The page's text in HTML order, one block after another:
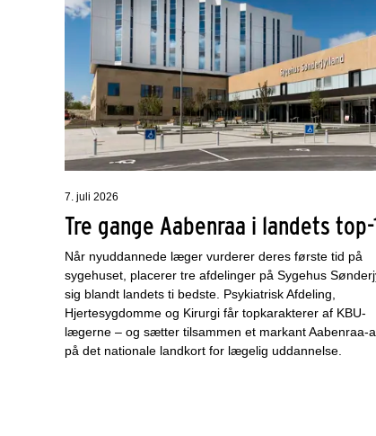
7. juli 2026
Tre gange Aabenraa i landets top-
Når nyuddannede læger vurderer deres første tid på
sygehuset, placerer tre afdelinger på Sygehus
sig blandt landets ti bedste. Psykiatrisk Afdeling,
Hjertesygdomme og Kirurgi får topkarakterer af KBU-
lægerne – og sætter tilsammen et markant Aabenraa-
på det nationale landkort for lægelig uddannelse.